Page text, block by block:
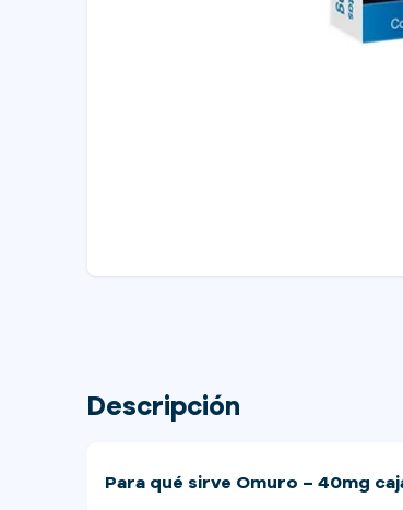
Descripción
Para qué sirve Omuro – 40mg